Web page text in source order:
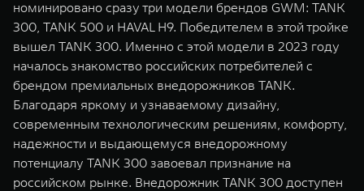
WEY 80
Масштаб возможностей
от 6 449 000 ₽
Масштаб
номинировано сразу три модели брендов GWM: TANK
300, TANK 500 и HAVAL H9. Победителем в этой тройке
вышел TANK 300. Именно с этой модели в 2023 году
началось знакомство российских потребителей с
брендом премиальных внедорожников TANK.
Благодаря яркому и узнаваемому дизайну,
современным технологическим решениям, комфорту,
надежности и выдающемуся внедорожному
потенциалу TANK 300 завоевал признание на
российском рынке. Внедорожник TANK 300 доступен